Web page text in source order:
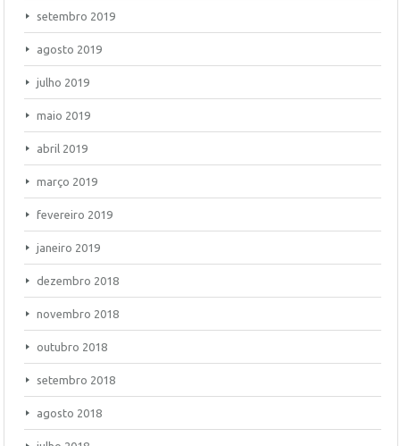
setembro 2019
agosto 2019
julho 2019
maio 2019
abril 2019
março 2019
fevereiro 2019
janeiro 2019
dezembro 2018
novembro 2018
outubro 2018
setembro 2018
agosto 2018